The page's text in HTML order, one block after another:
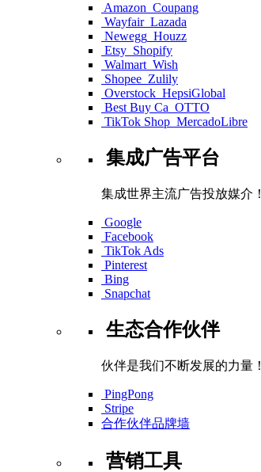
Amazon Coupang
Wayfair Lazada
Newegg Houzz
Etsy Shopify
Walmart Wish
Shopee Zulily
Overstock HepsiGlobal
Best Buy Ca OTTO
TikTok Shop MercadoLibre
集成广告平台
集成世界主流广告投放媒介！
Google
Facebook
TikTok Ads
Pinterest
Bing
Snapchat
生态合作伙伴
伙伴是我们不断发展的力量！
PingPong
Stripe
合作伙伴品牌墙
营销工具